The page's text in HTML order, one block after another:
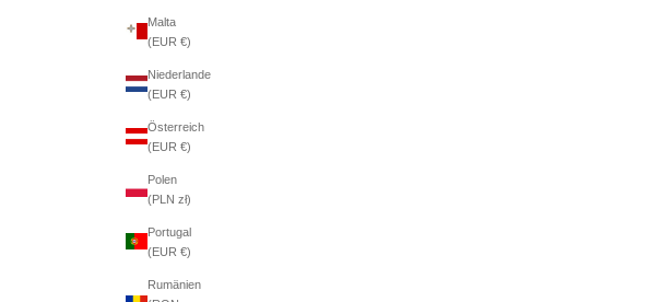
Malta
(EUR €)
Niederlande
(EUR €)
Österreich
(EUR €)
Polen
(PLN zł)
Portugal
(EUR €)
Rumänien